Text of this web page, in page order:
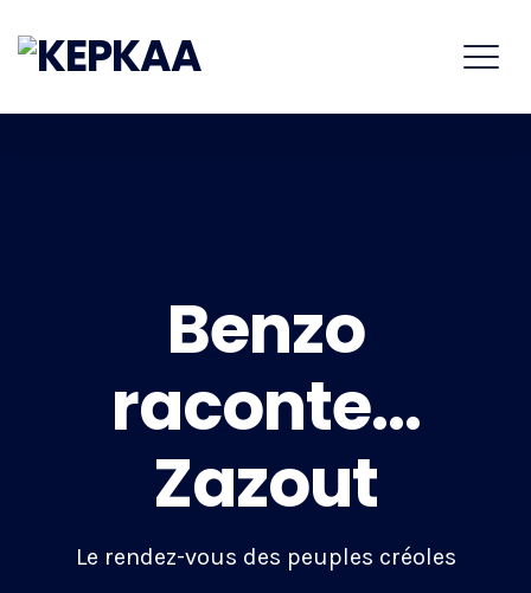
Benzo
raconte…
Zazout
Le rendez-vous des peuples créoles